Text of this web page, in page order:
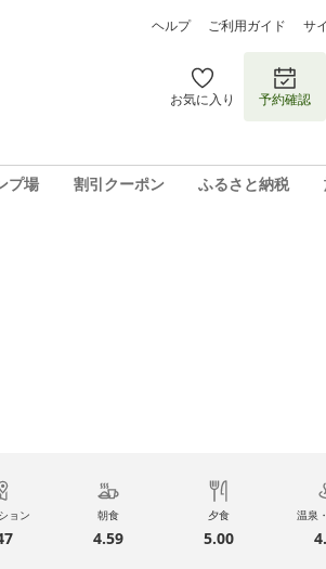
ヘルプ ご利用ガイド サ
お気に入り 予約確認
プ場 割引クーポン ふるさと納税
ョン 朝食
4.59
夕食
5.00
温泉